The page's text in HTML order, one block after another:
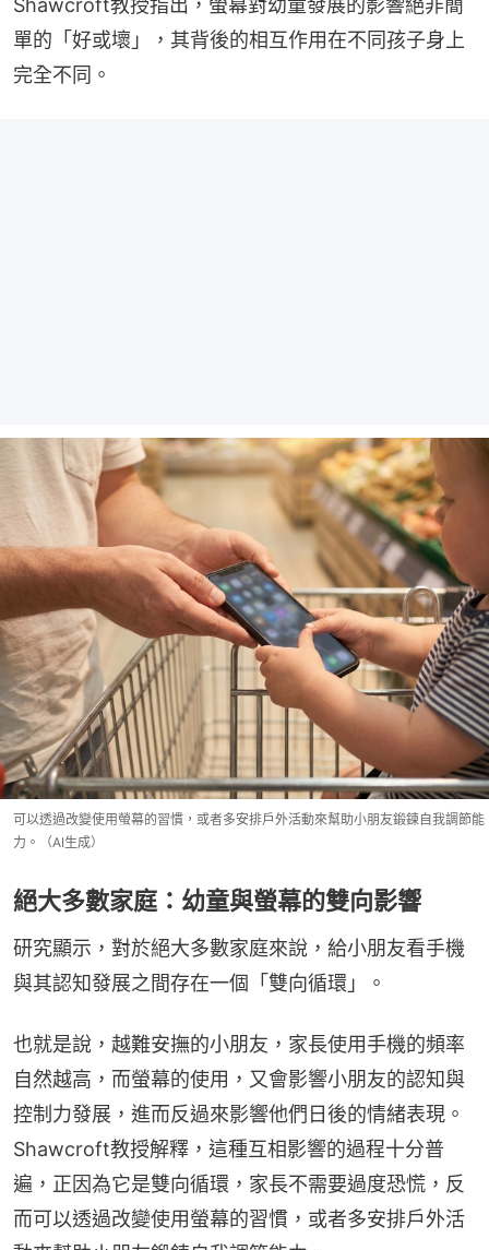
單的「好或壞」，其背後的相互作用在不同孩子身上
完全不同。
可以透過改變使用螢幕的習慣，或者多安排戶外活動來幫助小朋友鍛鍊自我調節能
力。（AI生成）
絕大多數家庭：幼童與螢幕的雙向影響
研究顯示，對於絕大多數家庭來說，給小朋友看手機
與其認知發展之間存在一個「雙向循環」。
也就是說，越難安撫的小朋友，家長使用手機的頻率
自然越高，而螢幕的使用，又會影響小朋友的認知與
控制力發展，進而反過來影響他們日後的情緒表現。
Shawcroft教授解釋，這種互相影響的過程十分普
遍，正因為它是雙向循環，家長不需要過度恐慌，反
而可以透過改變使用螢幕的習慣，或者多安排戶外活